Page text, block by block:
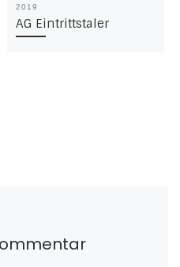
2019
AG Eintrittstaler